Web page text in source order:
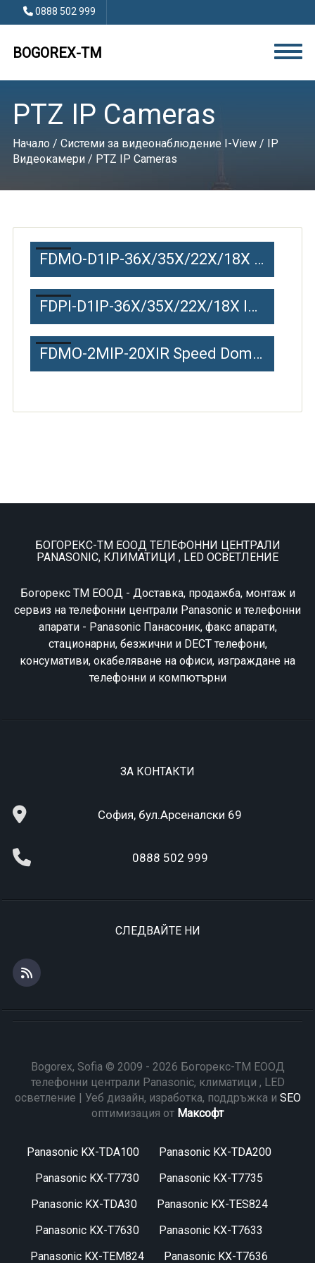
0888 502 999
BOGOREX-TM
PTZ IP Cameras
Начало/ Системи за видеонаблюдение I-View/ IP
Видеокамери/ PTZ IP Cameras
FDMO-D1IP-36X/35X/22X/18X Outdoor IP Speed Dome
FDPI-D1IP-36X/35X/22X/18X Indoor IP Speed Dome
FDMO-2MIP-20XIR Speed Dome IR Network Camera
БОГОРЕКС-ТМ ЕООД ТЕЛЕФОННИ ЦЕНТРАЛИ
PANASONIC, КЛИМАТИЦИ , LED ОСВЕТЛЕНИЕ
Богорекс ТМ ЕООД - Доставка, продажба, монтаж и
сервиз на телефонни централи Panasonic и телефонни
апарати - Panasonic Панасоник, факс апарати,
стационарни, безжични и DECT телефони,
консумативи, окабеляване на офиси, изграждане на
телефонни и компютърни
ЗА КОНТАКТИ
София, бул.Арсеналски 69
0888 502 999
СЛЕДВАЙТЕ НИ
Bogorex, Sofia © 2009 - 2026 Богорекс-ТМ ЕООД
телефонни централи Panasonic, климатици , LED
осветление | Уеб дизайн, изработка, поддръжка и SEO
оптимизация от Максофт
Panasonic KX-TDA100
Panasonic KX-TDA200
Panasonic KX-T7730
Panasonic KX-T7735
Panasonic KX-TDA30
Panasonic KX-TES824
Panasonic KX-T7630
Panasonic KX-T7633
Panasonic KX-TEM824
Panasonic KX-T7636